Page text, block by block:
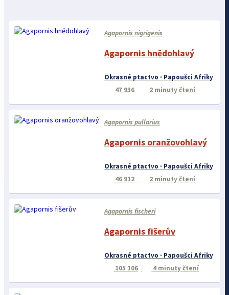
Agapornis nigrigenis
Agapornis hnědohlavý
Okrasné ptactvo · Papoušci Afriky
47 936
2 minuty čtení
Agapornis pullarius
Agapornis oranžovohlavý
Okrasné ptactvo · Papoušci Afriky
46 912
2 minuty čtení
Agapornis fischeri
Agapornis fišerův
Okrasné ptactvo · Papoušci Afriky
105 106
4 minuty čtení